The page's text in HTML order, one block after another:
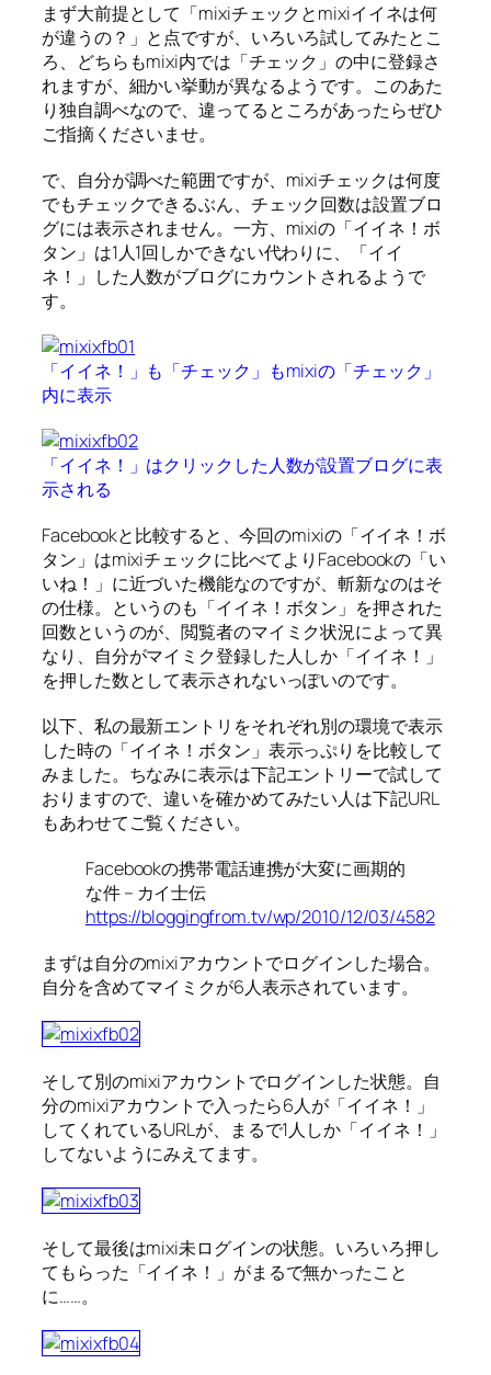
まず大前提として「mixiチェックとmixiイイネは何
が違うの？」と点ですが、いろいろ試してみたとこ
ろ、どちらもmixi内では「チェック」の中に登録さ
れますが、細かい挙動が異なるようです。このあた
り独自調べなので、違ってるところがあったらぜひ
ご指摘くださいませ。
で、自分が調べた範囲ですが、mixiチェックは何度
でもチェックできるぶん、チェック回数は設置ブロ
グには表示されません。一方、mixiの「イイネ！ボ
タン」は1人1回しかできない代わりに、「イイ
ネ！」した人数がブログにカウントされるようで
す。
「イイネ！」も「チェック」もmixiの「チェック」
内に表示
「イイネ！」はクリックした人数が設置ブログに表
示される
Facebookと比較すると、今回のmixiの「イイネ！ボ
タン」はmixiチェックに比べてよりFacebookの「い
いね！」に近づいた機能なのですが、斬新なのはそ
の仕様。というのも「イイネ！ボタン」を押された
回数というのが、閲覧者のマイミク状況によって異
なり、自分がマイミク登録した人しか「イイネ！」
を押した数として表示されないっぽいのです。
以下、私の最新エントリをそれぞれ別の環境で表示
した時の「イイネ！ボタン」表示っぷりを比較して
みました。ちなみに表示は下記エントリーで試して
おりますので、違いを確かめてみたい人は下記URL
もあわせてご覧ください。
Facebookの携帯電話連携が大変に画期的
な件 – カイ士伝
https://bloggingfrom.tv/wp/2010/12/03/4582
まずは自分のmixiアカウントでログインした場合。
自分を含めてマイミクが6人表示されています。
そして別のmixiアカウントでログインした状態。自
分のmixiアカウントで入ったら6人が「イイネ！」
してくれているURLが、まるで1人しか「イイネ！」
してないようにみえてます。
そして最後はmixi未ログインの状態。いろいろ押し
てもらった「イイネ！」がまるで無かったこと
に……。